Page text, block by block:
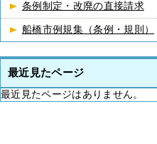
条例制定・改廃の直接請求
船橋市例規集（条例・規則）
最近見たページ
最近見たページはありません。